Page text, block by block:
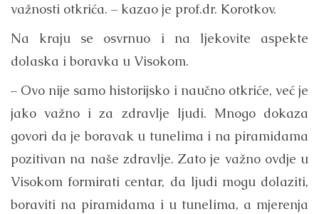
važnosti otkrića. – kazao je prof.dr. Korotkov.
Na kraju se osvrnuo i na ljekovite aspekte
dolaska i boravka u Visokom.
– Ovo nije samo historijsko i naučno otkriće, već je
jako važno i za zdravlje ljudi. Mnogo dokaza
govori da je boravak u tunelima i na piramidama
pozitivan na naše zdravlje. Zato je važno ovdje u
Visokom formirati centar, da ljudi mogu dolaziti,
boraviti na piramidama i u tunelima, a mjerenja